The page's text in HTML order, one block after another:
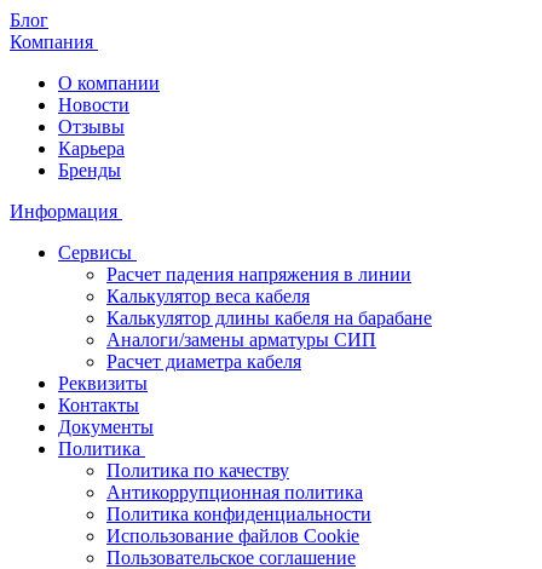
Блог
Компания
О компании
Новости
Отзывы
Карьера
Бренды
Информация
Сервисы
Расчет падения напряжения в линии
Калькулятор веса кабеля
Калькулятор длины кабеля на барабане
Аналоги/замены арматуры СИП
Расчет диаметра кабеля
Реквизиты
Контакты
Документы
Политика
Политика по качеству
Антикоррупционная политика
Политика конфиденциальности
Использование файлов Cookie
Пользовательское соглашение